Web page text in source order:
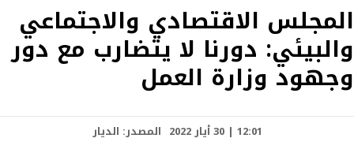
المجلس الاقتصادي والاجتماعي
والبيئي: دورنا لا يتضارب مع دور
وجهود وزارة العمل
12:01 | 30 أيار 2022 المصدر: الديار